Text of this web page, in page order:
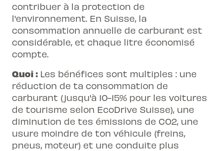
contribuer à la protection de
l'environnement. En Suisse, la
consommation annuelle de carburant est
considérable, et chaque litre économisé
compte.
Quoi : Les bénéfices sont multiples : une
réduction de ta consommation de
carburant (jusqu'à 10-15% pour les voitures
de tourisme selon EcoDrive Suisse), une
diminution de tes émissions de CO2, une
usure moindre de ton véhicule (freins,
pneus, moteur) et une conduite plus